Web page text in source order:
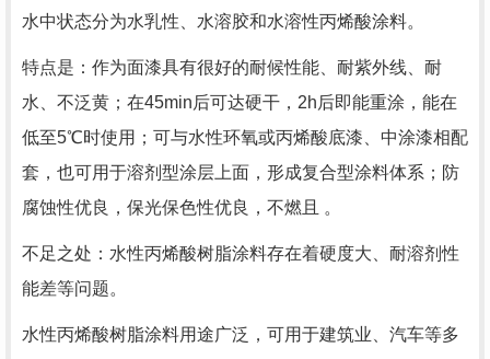
水中状态分为水乳性、水溶胶和水溶性丙烯酸涂料。
特点是：作为面漆具有很好的耐候性能、耐紫外线、耐
水、不泛黄；在45min后可达硬干， 2h后即能重涂，能在
低至5℃时使用；可与水性环氧或丙烯酸底漆、中涂漆相配
套，也可用于溶剂型涂层上面，形成复合型涂料体系；防
腐蚀性优良，保光保色性优良，不燃且 。
不足之处：水性丙烯酸树脂涂料存在着硬度大、耐溶剂性
能差等问题。
水性丙烯酸树脂涂料用途广泛，可用于建筑业、汽车等多